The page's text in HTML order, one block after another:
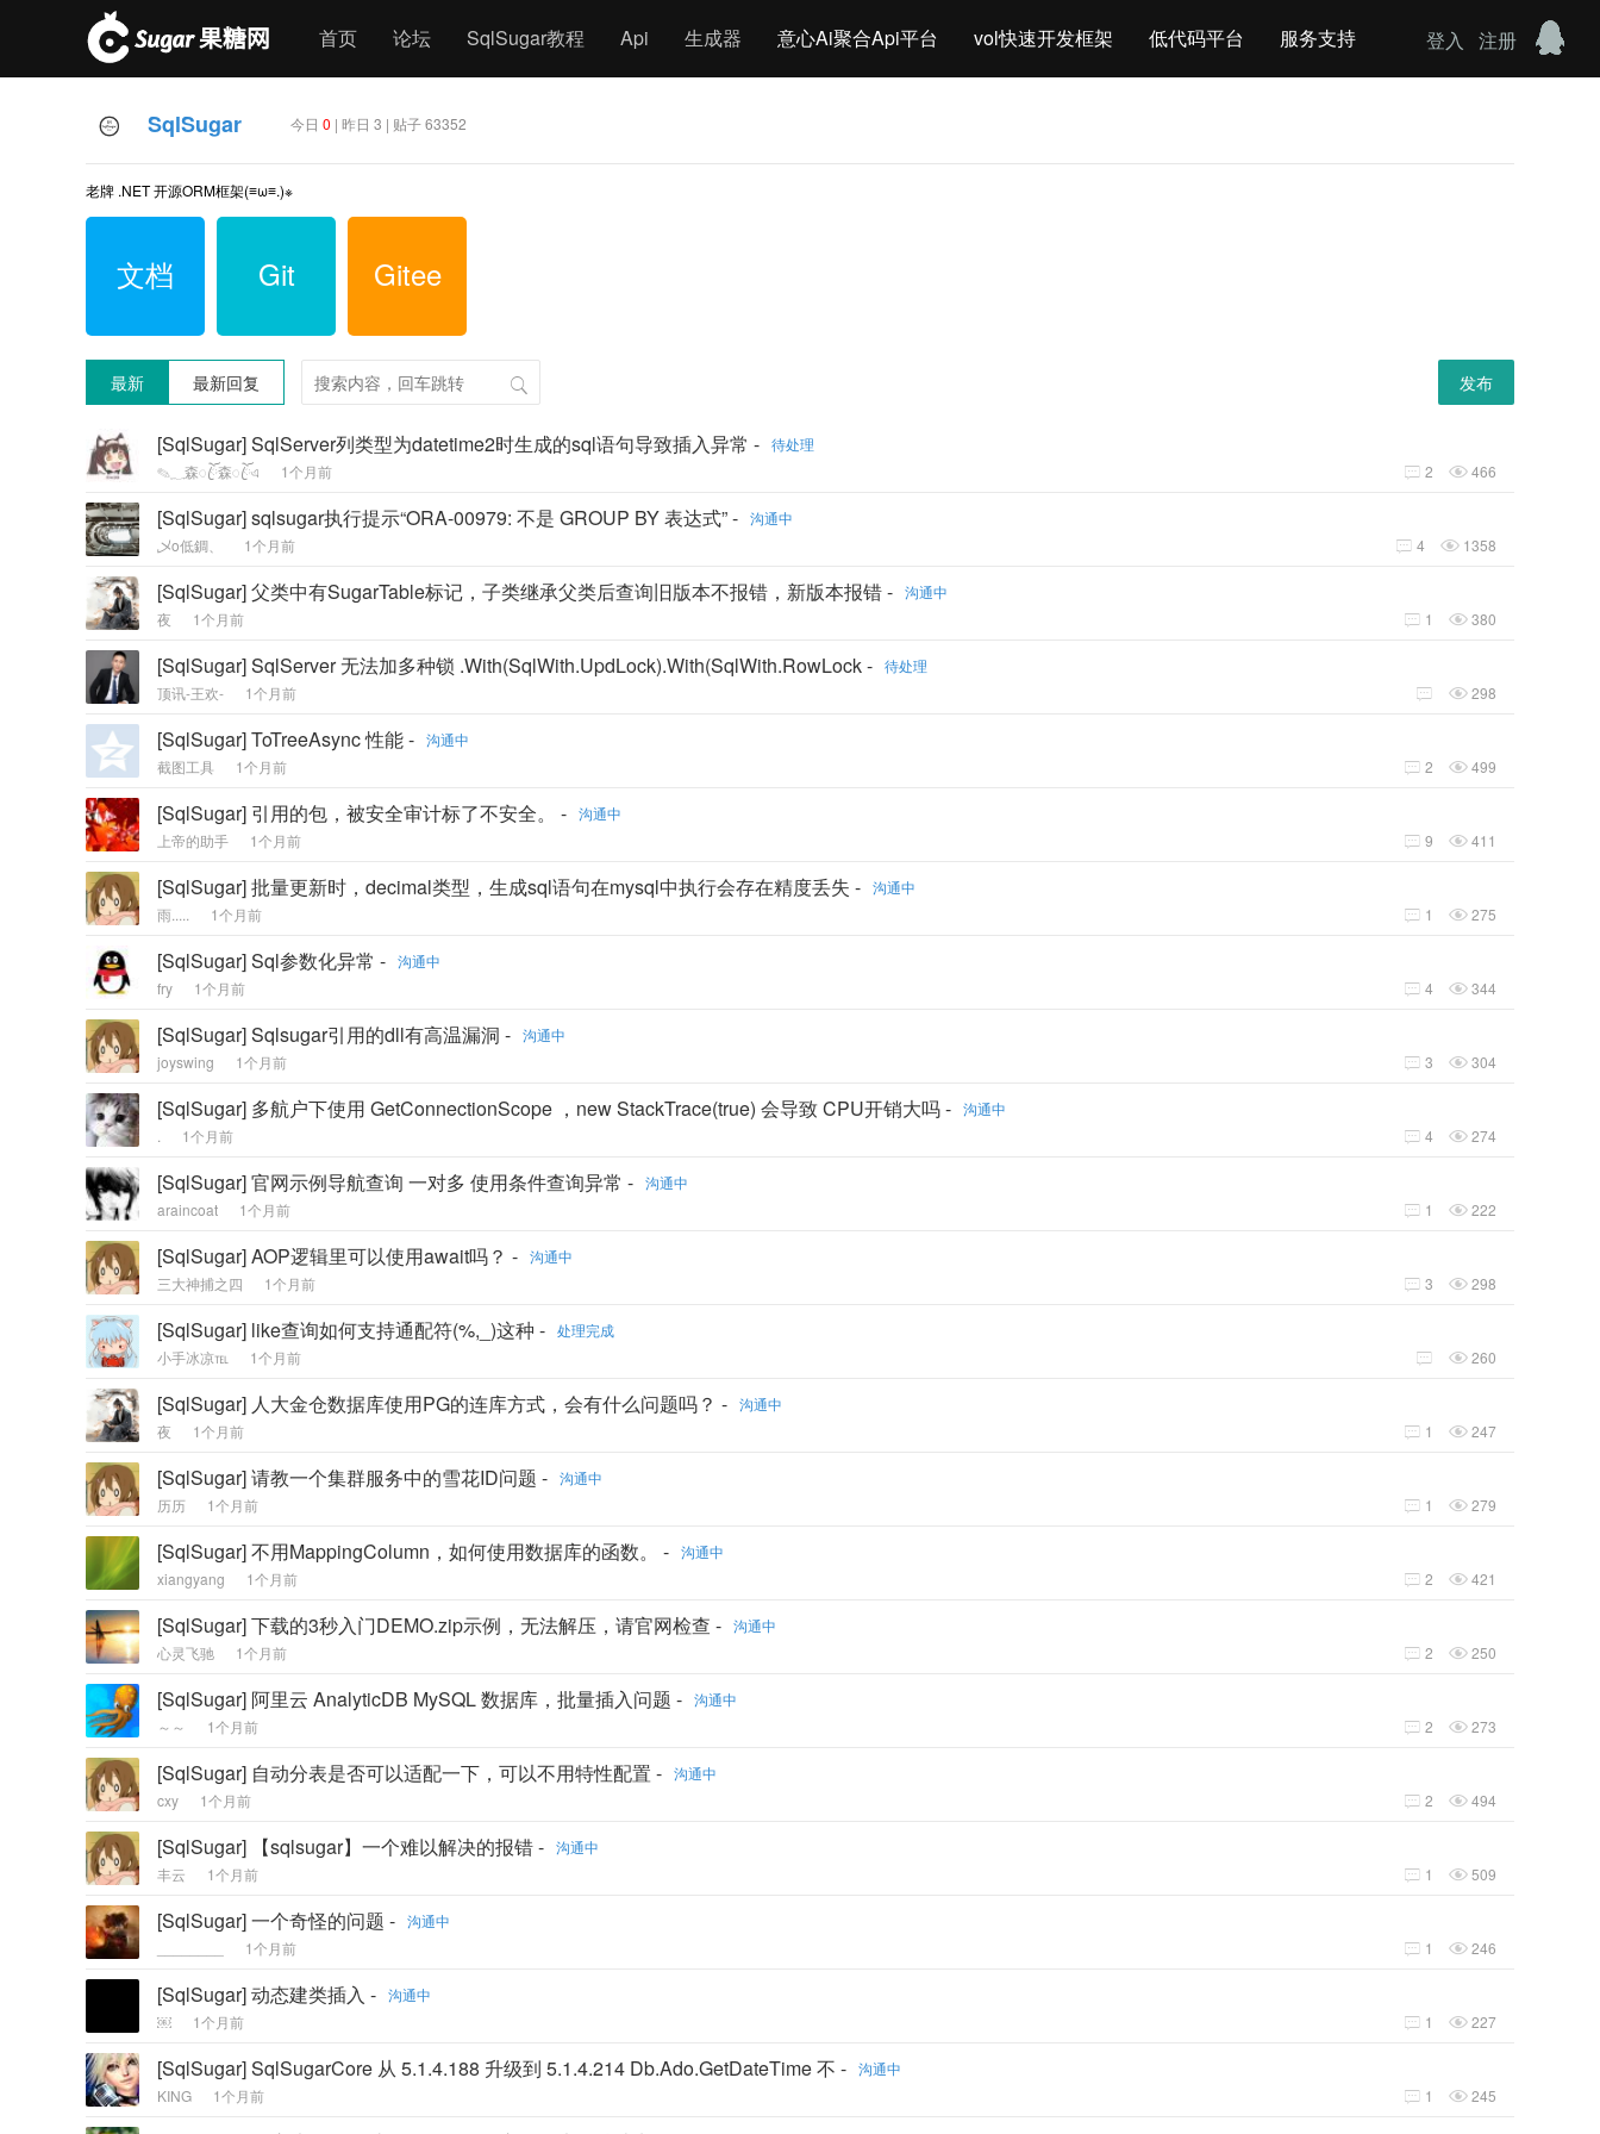
首页 论坛 SqlSugar教程 Api 生成器 意心Ai聚合Api平台 vol快速开发框架 低代码平台 服务支持 登入 注册
SqlSugar 今日 0 | 昨日 3 | 贴子 63352
老牌 .NET 开源ORM框架(≡ω≡.)※
文档 Git Gitee
最新 最新回复 发布
[SqlSugar] SqlServer列类型为datetime2时生成的sql语句导致插入异常 - 待处理
✎؁森ꦿོ森ꦿོএ
1个月前  2 466
[SqlSugar] sqlsugar执行提示“ORA-00979: 不是 GROUP BY 表达式” - 沟通中
乄o低錭、
1个月前  4  1358
[SqlSugar] 父类中有SugarTable标记，子类继承父类后查询旧版本不报错，新版本报错 - 沟通中
夜
1个月前  1 380
[SqlSugar] SqlServer 无法加多种锁 .With(SqlWith.UpdLock).With(SqlWith.RowLock - 待处理
顶讯-王欢-
1个月前  298
[SqlSugar] ​ToTreeAsync 性能 - 沟通中
截图工具
1个月前  2 499
[SqlSugar] 引用的包，被安全审计标了不安全。 - 沟通中
上帝的助手
1个月前  9 411
[SqlSugar] 批量更新时，decimal类型，生成sql语句在mysql中执行会存在精度丢失 - 沟通中
雨.....
1个月前  1 275
[SqlSugar] Sql参数化异常 - 沟通中
fry
1个月前  4 344
[SqlSugar] Sqlsugar引用的dll有高温漏洞 - 沟通中
joyswing
1个月前  3 304
[SqlSugar] 多航户下使用 GetConnectionScope ，new StackTrace(true) 会导致 CPU开销大吗 - 沟通中
1个月前  4 274
[SqlSugar] 官网示例导航查询 一对多 使用条件查询异常 - 沟通中
araincoat
1个月前  1 222
[SqlSugar] AOP逻辑里可以使用await吗？ - 沟通中
三大神捕之四
1个月前  3 298
[SqlSugar] like查询如何支持通配符(%,_)这种 - 处理完成
小手冰凉℡
1个月前  260
[SqlSugar] 人大金仓数据库使用PG的连库方式，会有什么问题吗？ - 沟通中
夜
1个月前  1 247
[SqlSugar] 请教一个集群服务中的雪花ID问题 - 沟通中
历历
1个月前  1 279
[SqlSugar] 不用MappingColumn，如何使用数据库的函数。 - 沟通中
xiangyang
1个月前  2 421
[SqlSugar] 下载的3秒入门DEMO.zip示例，无法解压，请官网检查 - 沟通中
心灵飞驰
1个月前  2 250
[SqlSugar] 阿里云 AnalyticDB MySQL 数据库，批量插入问题 - 沟通中
～～
1个月前  2 273
[SqlSugar] 自动分表是否可以适配一下，可以不用特性配置 - 沟通中
cxy
1个月前  2 494
[SqlSugar] 【sqlsugar】一个难以解决的报错 - 沟通中
丰云
1个月前  1 509
[SqlSugar] 一个奇怪的问题 - 沟通中
1个月前  1 246
[SqlSugar] 动态建类插入 - 沟通中
￼
1个月前  1 227
[SqlSugar] SqlSugarCore 从 5.1.4.188 升级到 5.1.4.214 Db.Ado.GetDateTime 不 - 沟通中
KING
1个月前  1 245